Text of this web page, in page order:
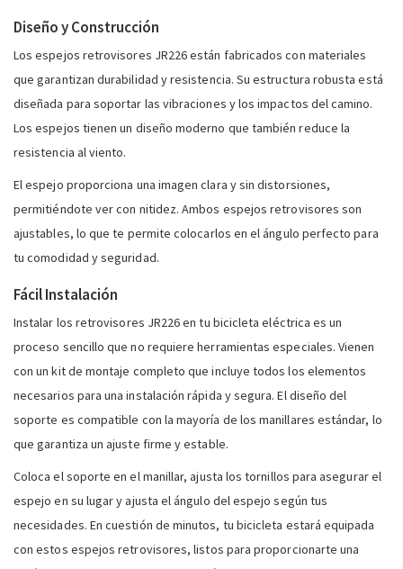
Diseño y Construcción
Los espejos retrovisores JR226 están fabricados con materiales
que garantizan durabilidad y resistencia. Su estructura robusta está
diseñada para soportar las vibraciones y los impactos del camino.
Los espejos tienen un diseño moderno que también reduce la
resistencia al viento.
El espejo proporciona una imagen clara y sin distorsiones,
permitiéndote ver con nitidez. Ambos espejos retrovisores son
ajustables, lo que te permite colocarlos en el ángulo perfecto para
tu comodidad y seguridad.
Fácil Instalación
Instalar los retrovisores JR226 en tu bicicleta eléctrica es un
proceso sencillo que no requiere herramientas especiales. Vienen
con un kit de montaje completo que incluye todos los elementos
necesarios para una instalación rápida y segura. El diseño del
soporte es compatible con la mayoría de los manillares estándar, lo
que garantiza un ajuste firme y estable.
Coloca el soporte en el manillar, ajusta los tornillos para asegurar el
espejo en su lugar y ajusta el ángulo del espejo según tus
necesidades. En cuestión de minutos, tu bicicleta estará equipada
con estos espejos retrovisores, listos para proporcionarte una